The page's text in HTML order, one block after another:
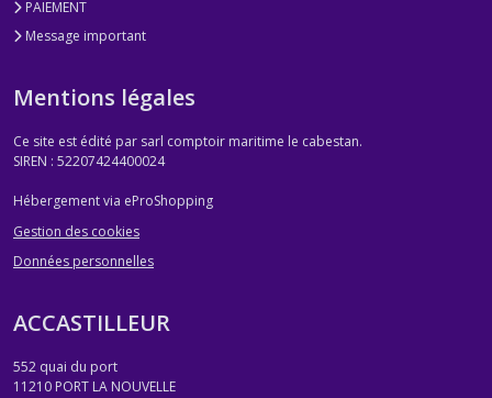
PAIEMENT
Message important
Mentions légales
Ce site est édité par sarl comptoir maritime le cabestan.
SIREN : 52207424400024
Hébergement via eProShopping
Gestion des cookies
Données personnelles
ACCASTILLEUR
552 quai du port
11210 PORT LA NOUVELLE